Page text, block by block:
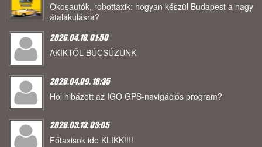
Okosautók, robottaxik: hogyan készül Budapest a nagy
átalakulásra?
2026.04.18. 01:50
AKIKTŐL BÚCSÚZUNK
2026.04.09. 16:35
Hol hibázott az IGO GPS-navigációs program?
2026.03.13. 03:05
Főtaxisok ide KLIKK!!!!